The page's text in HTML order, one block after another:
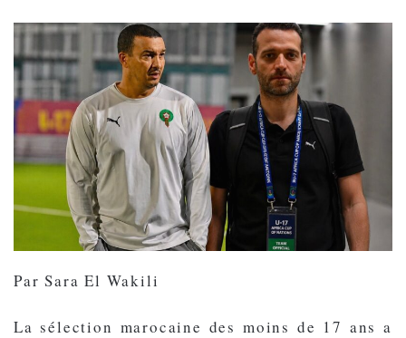
Par Sara El Wakili
La sélection marocaine des moins de 17 ans a